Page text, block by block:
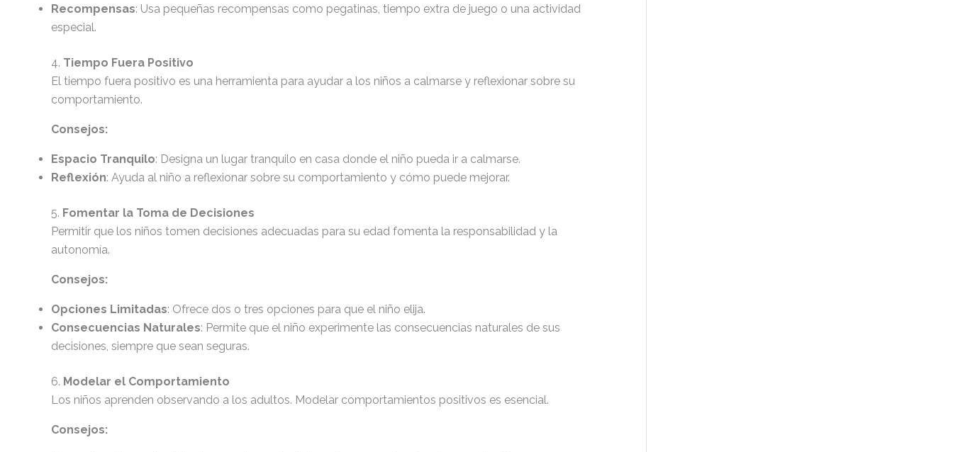
Recompensas: Usa pequeñas recompensas como pegatinas, tiempo extra de juego o una actividad
especial.
4. Tiempo Fuera Positivo
El tiempo fuera positivo es una herramienta para ayudar a los niños a calmarse y reflexionar sobre su
comportamiento.
Consejos:
Espacio Tranquilo: Designa un lugar tranquilo en casa donde el niño pueda ir a calmarse.
Reflexión: Ayuda al niño a reflexionar sobre su comportamiento y cómo puede mejorar.
5. Fomentar la Toma de Decisiones
Permitir que los niños tomen decisiones adecuadas para su edad fomenta la responsabilidad y la
autonomía.
Consejos:
Opciones Limitadas: Ofrece dos o tres opciones para que el niño elija.
Consecuencias Naturales: Permite que el niño experimente las consecuencias naturales de sus
decisiones, siempre que sean seguras.
6. Modelar el Comportamiento
Los niños aprenden observando a los adultos. Modelar comportamientos positivos es esencial.
Consejos: